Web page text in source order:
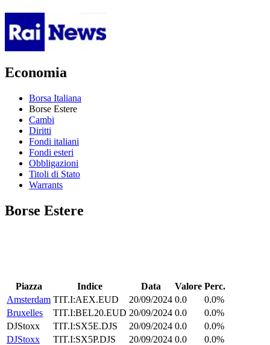
Economia
Borsa Italiana
Borse Estere
Cambi
Diritti
Fondi italiani
Fondi esteri
Obbligazioni
Titoli di Stato
Warrants
Borse Estere
Piazza Indice Data Valore Perc.
Amsterdam TIT.I:AEX.EUD 20/09/2024 0.0
0.0%
Bruxelles
TIT.I:BEL20.EUD 20/09/2024 0.0
0.0%
DJStoxx
TIT.I:SX5E.DJS 20/09/2024 0.0
0.0%
DJStoxx
TIT.I:SX5P.DJS 20/09/2024 0.0
0.0%